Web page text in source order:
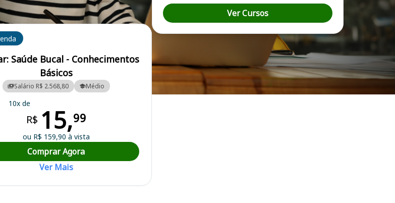
Saúde Bucal - Conhecimentos
Básicos
Salário R$ 2.568,80 Médio
10x de
R$ 15,99
ou R$ 159,90 à vista
Comprar Agora
Ver Mais
Ver Cursos